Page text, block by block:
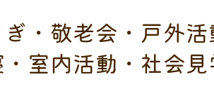
・敬老会・戸外
室内活動・社会見